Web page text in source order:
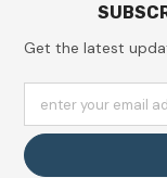
Get the latest
enter your email